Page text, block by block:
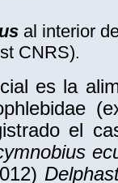
al interior
CNRS).
es la
el